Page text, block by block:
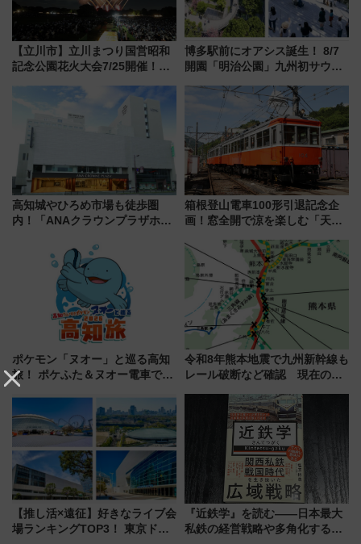
【立川市】立川まつり国営昭和
記念公園花火大会7/25開催！
混雑に要注意、その理由は
博多駅前にオアシス誕生！ 8/7
開園「明治公園」九州初サウナ
品グルメ登場で駅前の過ごし方
はどう変わる？
高知城やひろめ市場も徒歩圏
内！「ANAクラウンプラザホテ
箱根登山電車100形引退記念企
画！窓全開で涼を楽しむ「天然
発売
ポケモン「ヌオー」と巡る高知
旅！ ポケふた＆ヌオー電車で楽
しむ鉄道スタンプラリーで土佐
路の絶景と絶品グルメを満喫！
（7月18日スタート）
令和8年熊本地震で九州新幹線も
レール破断など確認 現在の運
【推し活×遠征】好きなライブ会
場ランキングTOP3！ 東京ドー
『近鉄学』を読む――日本最大
私鉄の経営戦略や多角化する事